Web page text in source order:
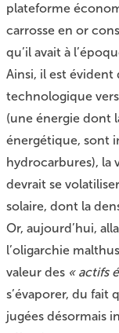
plateforme
carrosse en or
qu’il avait à
Ainsi, il est évident
technologique
(une énergie dont
énergétique, sont
hydrocarbures), la
devrait se
solaire, dont la
Or, aujourd’hui,
l’oligarchie
valeur des « actifs
s’évaporer, du fait
jugées désormais